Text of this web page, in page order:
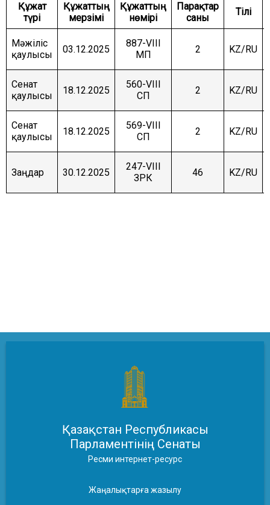
Құжат
түрі
Құжаттың
мерзімі
Құжаттың
нөмірі
Парақтар
саны
Тілі
Мәжіліс
қаулысы
03.12.2025
887-VIII
МП
2 KZ/RU
Сенат
қаулысы
18.12.2025
560-VIII
СП
2 KZ/RU
Сенат
қаулысы
18.12.2025
569-VIII
СП
2 KZ/RU
Заңдар 30.12.2025
247-VIII
ЗРК
46 KZ/RU
Қазақстан Республикасы
Парламентінің Сенаты
Ресми интернет-ресурс
Жаңалықтарға жазылу